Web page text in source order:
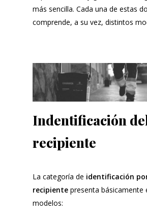
más sencilla. Cada una de estas
comprende, a su vez, distintos
Indentificación
recipiente
La categoría de identificación
recipiente presenta básicamente
modelos: